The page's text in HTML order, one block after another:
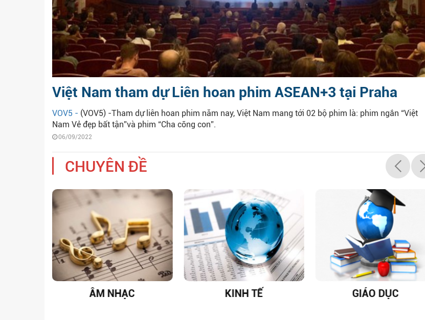
Việt Nam tham dự Liên hoan phim ASEAN+3 tại Praha
VOV5 - (VOV5) -Tham dự liên hoan phim năm nay, Việt Nam mang tới 02 bộ phim là: phim ngắn “Việt
Nam Vẻ đẹp bất tận”và phim “Cha cõng con”.
06/09/2022
CHUYÊN ĐỀ
ÂM NHẠC KINH TẾ GIÁO DỤC